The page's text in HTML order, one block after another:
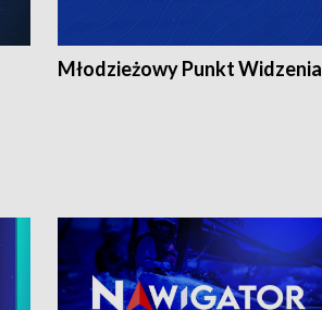
Młodzieżowy Punkt Widzenia